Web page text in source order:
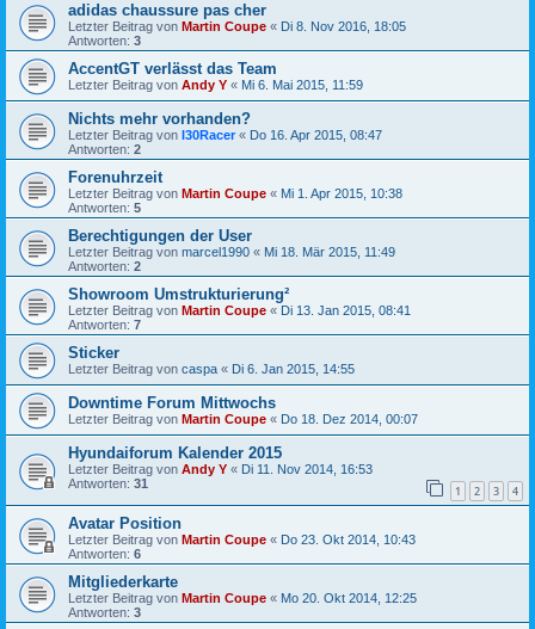
adidas chaussure pas cher
Letzter Beitrag von Martin Coupe « Di 8. Nov 2016, 18:05
Antworten: 3
AccentGT verlässt das Team
Letzter Beitrag von Andy Y « Mi 6. Mai 2015, 11:59
Nichts mehr vorhanden?
Letzter Beitrag von I30Racer « Do 16. Apr 2015, 08:47
Antworten: 2
Forenuhrzeit
Letzter Beitrag von Martin Coupe « Mi 1. Apr 2015, 10:38
Antworten: 5
Berechtigungen der User
Letzter Beitrag von marcel1990 « Mi 18. Mär 2015, 11:49
Antworten: 2
Showroom Umstrukturierung²
Letzter Beitrag von Martin Coupe « Di 13. Jan 2015, 08:41
Antworten: 7
Sticker
Letzter Beitrag von caspa « Di 6. Jan 2015, 14:55
Downtime Forum Mittwochs
Letzter Beitrag von Martin Coupe « Do 18. Dez 2014, 00:07
Hyundaiforum Kalender 2015
Letzter Beitrag von Andy Y « Di 11. Nov 2014, 16:53
Antworten: 31 1 2 3 4
Avatar Position
Letzter Beitrag von Martin Coupe « Do 23. Okt 2014, 10:43
Antworten: 6
Mitgliederkarte
Letzter Beitrag von Martin Coupe « Mo 20. Okt 2014, 12:25
Antworten: 3